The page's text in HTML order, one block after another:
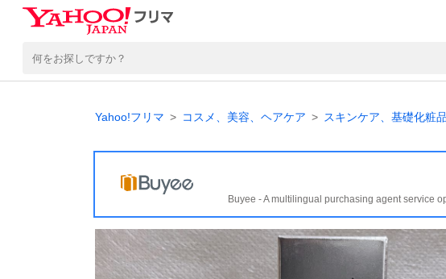
Yahoo!フリマ コスメ、美容、ヘアケア スキンケア、基礎化粧品
Buyee - A multilingual purchasing agent service